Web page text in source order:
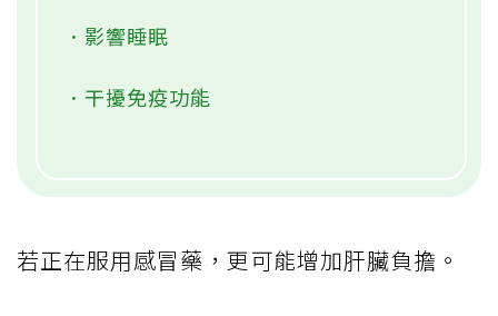
．影響睡眠
．干擾免疫功能
若正在服用感冒藥，更可能增加肝臟負擔。